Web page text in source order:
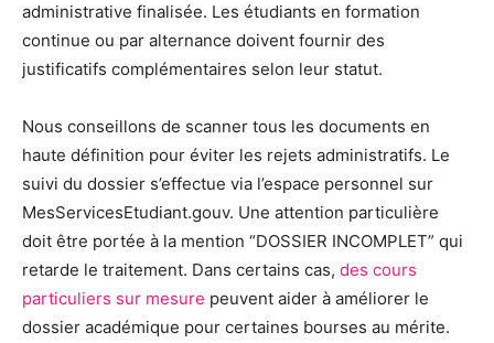
administrative finalisée. Les étudiants en formation
continue ou par alternance doivent fournir des
justificatifs complémentaires selon leur statut.
Nous conseillons de scanner tous les documents en
haute définition pour éviter les rejets administratifs. Le
suivi du dossier s’effectue via l’espace personnel sur
MesServicesEtudiant.gouv. Une attention particulière
doit être portée à la mention “DOSSIER INCOMPLET” qui
retarde le traitement. Dans certains cas, des cours
particuliers sur mesure peuvent aider à améliorer le
dossier académique pour certaines bourses au mérite.